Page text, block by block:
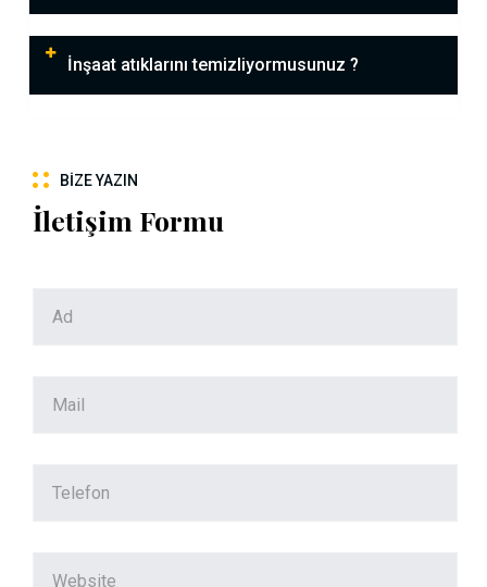
İnşaat atıklarını temizliyormusunuz ?
BIZE YAZIN
İletişim Formu